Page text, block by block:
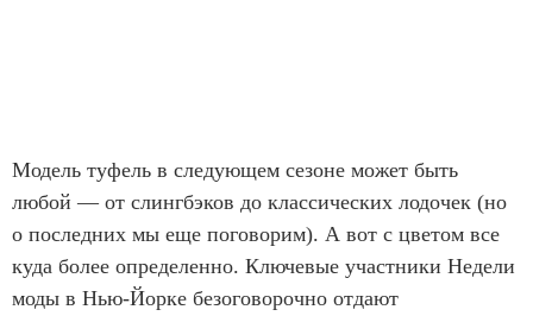
Модель туфель в следующем сезоне может быть
любой — от слингбэков до классических лодочек (но
о последних мы еще поговорим). А вот с цветом все
куда более определенно. Ключевые участники Недели
моды в Нью-Йорке безоговорочно отдают